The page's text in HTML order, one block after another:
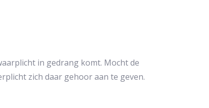
in gedrang komt. Mocht de
zich daar gehoor aan te geven.